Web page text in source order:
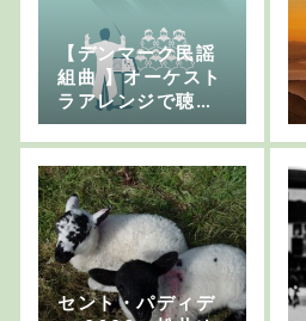
【デンマーク民謡
組曲 】オーケスト
ラアレンジで聴く
ケルト・北欧の伝
統音楽
セント・パディデ